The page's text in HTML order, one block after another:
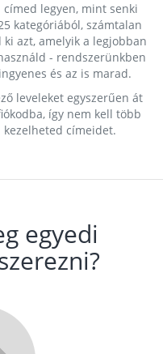
legyen, mint senki
kategóriából, számtalan
azt, amelyik a legjobban
- rendszerünkben
és az is marad.
leveleket egyszerűen át
így nem kell több
címeidet.
egyedi